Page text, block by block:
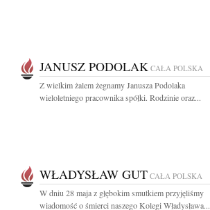
JANUSZ PODOLAK CAŁA POLSKA
Z wielkim żalem żegnamy Janusza Podolaka
wieloletniego pracownika spółki. Rodzinie oraz...
WŁADYSŁAW GUT CAŁA POLSKA
W dniu 28 maja z głębokim smutkiem przyjęliśmy
wiadomość o śmierci naszego Kolegi Władysława...